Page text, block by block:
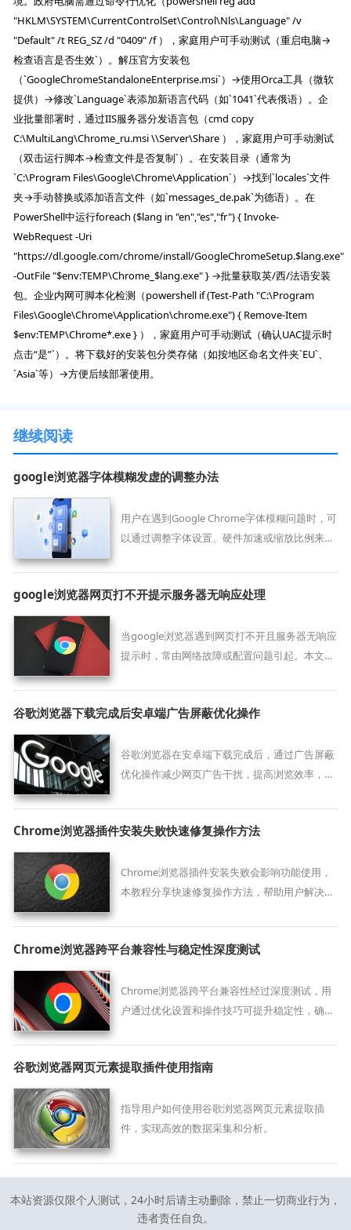
"HKLM\SYSTEM\CurrentControlSet\Control\Nls\Language" /v
"Default" /t REG_SZ /d "0409" /f ），家庭用户可手动测试（重启电脑→
检查语言是否生效`）。解压官方安装包
（`GoogleChromeStandaloneEnterprise.msi`）→使用Orca工具（微软
提供）→修改`Language`表添加新语言代码（如`1041`代表俄语）。企
业批量部署时，通过IIS服务器分发语言包（cmd copy
C:\MultiLang\Chrome_ru.msi \\Server\Share ），家庭用户可手动测试
（双击运行脚本→检查文件是否复制`）。在安装目录（通常为
`C:\Program Files\Google\Chrome\Application`）→找到`locales`文件
夹→手动替换或添加语言文件（如`messages_de.pak`为德语）。在
PowerShell中运行foreach ($lang in "en","es","fr") { Invoke-
WebRequest -Uri
"https://dl.google.com/chrome/install/GoogleChromeSetup.$lang.exe"
-OutFile "$env:TEMP\Chrome_$lang.exe" } →批量获取英/西/法语安装
包。企业内网可脚本化检测（powershell if (Test-Path "C:\Program
Files\Google\Chrome\Application\chrome.exe") { Remove-Item
$env:TEMP\Chrome*.exe } ），家庭用户可手动测试（确认UAC提示时
点击“是”`）。将下载好的安装包分类存储（如按地区命名文件夹`EU`、
`Asia`等）→方便后续部署使用。
继续阅读
google浏览器字体模糊发虚的调整办法
用户在遇到Google Chrome字体模糊问题时，可
以通过调整字体设置、硬件加速或缩放比例来解
google浏览器网页打不开提示服务器无响应处理
当google浏览器遇到网页打不开且服务器无响应
提示时，常由网络故障或配置问题引起。本文提
并恢复网页正常访问。
谷歌浏览器下载完成后安卓端广告屏蔽优化操作
谷歌浏览器在安卓端下载完成后，通过广告屏蔽
优化操作减少网页广告干扰，提高浏览效率，让
Chrome浏览器插件安装失败快速修复操作方法
Chrome浏览器插件安装失败会影响功能使用，
本教程分享快速修复操作方法，帮助用户解决插
Chrome浏览器跨平台兼容性与稳定性深度测试
Chrome浏览器跨平台兼容性经过深度测试，用
户通过优化设置和操作技巧可提升稳定性，确保
体操作体验。
谷歌浏览器网页元素提取插件使用指南
指导用户如何使用谷歌浏览器网页元素提取插
件，实现高效的数据采集和分析。
本站资源仅限个人测试，24小时后请主动删除，禁止一切商业行为，
违者责任自负。